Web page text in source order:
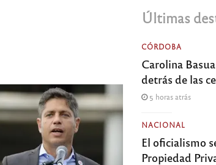
Últimas
CÓRDOBA
Carolina
detrás de las
5 horas atrás
NACIONAL
El oficialismo
Propiedad